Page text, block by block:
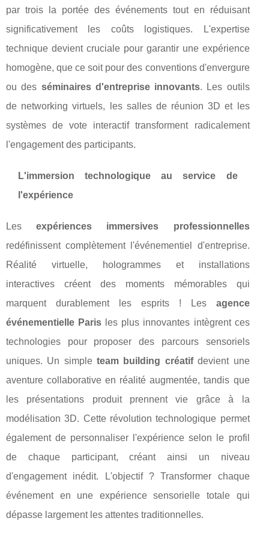
par trois la portée des événements tout en réduisant
significativement les coûts logistiques. L'expertise
technique devient cruciale pour garantir une expérience
homogène, que ce soit pour des conventions d'envergure
ou des séminaires d'entreprise innovants. Les outils
de networking virtuels, les salles de réunion 3D et les
systèmes de vote interactif transforment radicalement
l'engagement des participants.
L'immersion technologique au service de
l'expérience
Lesexpériences immersives professionnelles
redéfinissent complètement l'événementiel d'entreprise.
Réalité virtuelle, hologrammes et installations
interactives créent des moments mémorables qui
marquent durablement les esprits ! Les agence
événementielle Paris les plus innovantes intègrent ces
technologies pour proposer des parcours sensoriels
uniques. Un simpleteam building créatifdevient une
aventure collaborative en réalité augmentée, tandis que
les présentations produit prennent vie grâce à la
modélisation 3D. Cette révolution technologique permet
également de personnaliser l'expérience selon le profil
de chaque participant, créant ainsi un niveau
d'engagement inédit. L'objectif ? Transformer chaque
événement en une expérience sensorielle totale qui
dépasse largement les attentes traditionnelles.